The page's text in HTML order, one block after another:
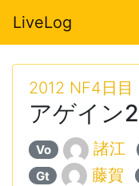
LiveLog
2012 NF4日目
アゲイン
Vo 諸江
Gt 藤賀